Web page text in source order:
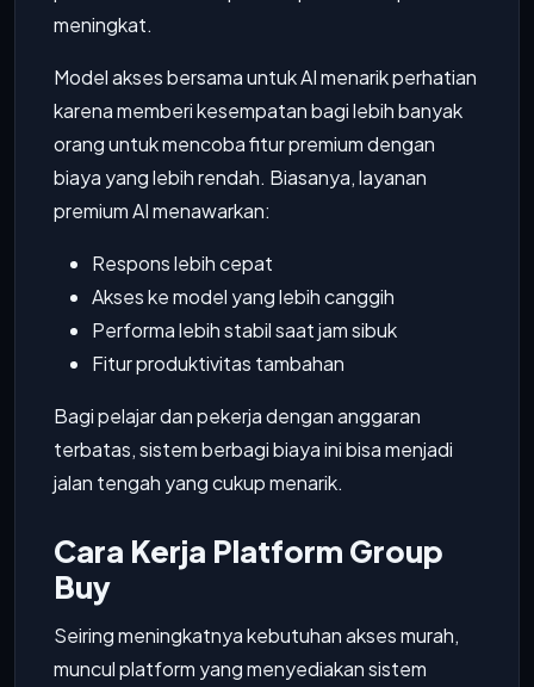
meningkat.
Model akses bersama untuk AI menarik perhatian
karena memberi kesempatan bagi lebih banyak
orang untuk mencoba fitur premium dengan
biaya yang lebih rendah. Biasanya, layanan
premium AI menawarkan:
Respons lebih cepat
Akses ke model yang lebih canggih
Performa lebih stabil saat jam sibuk
Fitur produktivitas tambahan
Bagi pelajar dan pekerja dengan anggaran
terbatas, sistem berbagi biaya ini bisa menjadi
jalan tengah yang cukup menarik.
Cara Kerja Platform Group
Buy
Seiring meningkatnya kebutuhan akses murah,
muncul platform yang menyediakan sistem